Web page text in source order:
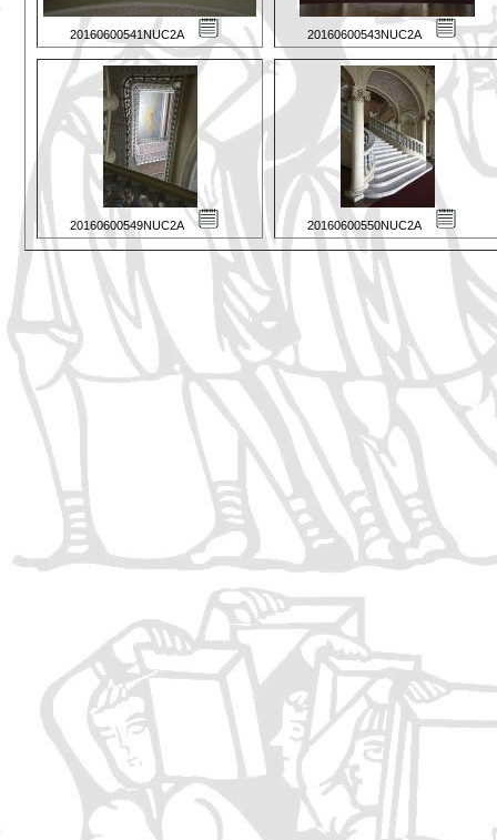
20160600541NUC2A 20160600543NUC2A
20160600549NUC2A 20160600550NUC2A